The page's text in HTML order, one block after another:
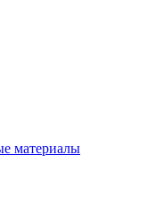
материалы